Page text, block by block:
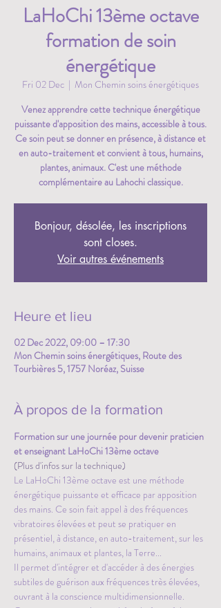
LaHoChi 13ème octave
formation de soin
énergétique
Fri 02 Dec
  |
Mon Chemin soins énergétiques
Venez apprendre cette technique énergétique
puissante d'apposition des mains, accessible à tous.
Ce soin peut se donner en présence, à distance et
en auto-traitement et convient à tous, humains,
plantes, animaux. C'est une méthode
complémentaire au Lahochi classique.
Bonjour, désolée, les inscriptions
sont closes.
Voir autres événements
Heure et lieu
02 Dec 2022, 09:00 – 17:30
Mon Chemin soins énergétiques, Route des
Tourbières 5, 1757 Noréaz, Suisse
À propos de la formation
Formation sur une journée pour devenir praticien
et enseignant LaHoChi 13ème octave
(Plus d'infos sur la technique)
Le LaHoChi 13ème octave est une méthode
énergétique puissante et efficace par apposition
des mains. Ce soin fait appel à des fréquences
vibratoires élevées et peut se pratiquer en
présentiel, à distance, en auto-traitement, sur les
humains, animaux et plantes, la Terre...
Il permet d'intégrer et d'accéder à des énergies
subtiles de guérison aux fréquences très élevées,
ouvrant à la conscience multidimensionnelle.